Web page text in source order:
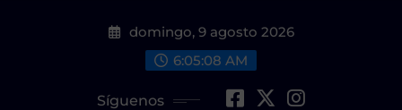
domingo, 9 agosto 2026
6:05:09 AM
Síguenos